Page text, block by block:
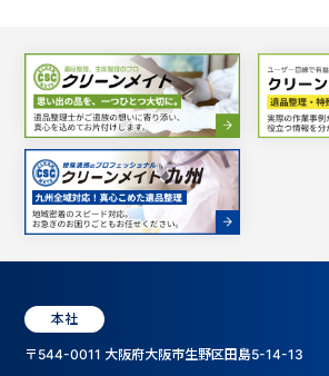
本社
〒544-0011 大阪府大阪市生野区田島5-14-13